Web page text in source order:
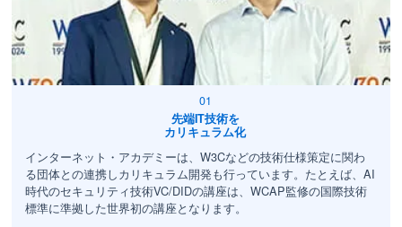
先端IT技術を
カリキュラム化
インターネット・アカデミーは、W3Cなどの技術仕様策定に関わ
る団体との連携しカリキュラム開発も行っています。たとえば、AI
時代のセキュリティ技術VC/DIDの講座は、WCAP監修の国際技術
標準に準拠した世界初の講座となります。